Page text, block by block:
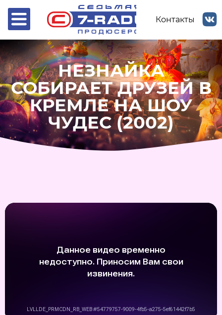
Контакты
НЕЗНАЙКА
СОБИРАЕТ ДРУЗЕЙ В
КРЕМЛЕ НА ШОУ
ЧУДЕС (2002)